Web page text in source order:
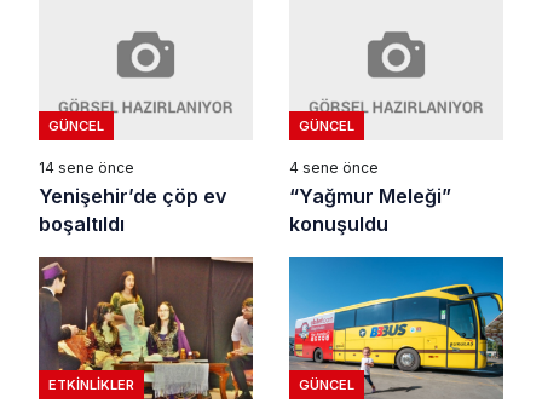
GÜNCEL
14 sene önce
Yenişehir’de çöp ev
boşaltıldı
GÜNCEL
4 sene önce
“Yağmur Meleği”
konuşuldu
ETKINLIKLER GÜNCEL